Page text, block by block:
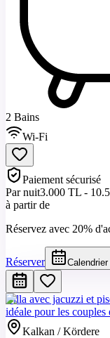
2 Bains
Wi-Fi
Paiement sécurisé
Par nuit3.000 TL -
à partir de
Réservez avec 20%
Réserver
Villa avec jacuzzi et
idéale pour les couples
Kalkan / Kördere